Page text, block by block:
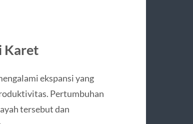
Karet
ekspansi yang
Pertumbuhan
tersebut dan